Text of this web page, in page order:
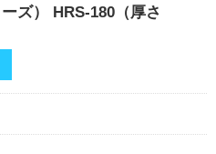
ズ） HRS-180（厚さ